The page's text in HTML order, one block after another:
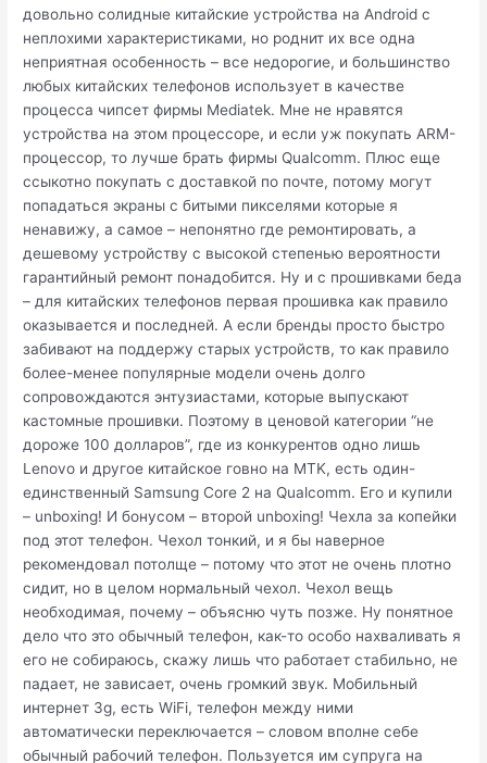
довольно солидные китайские устройства на Android с
неплохими характеристиками, но роднит их все одна
неприятная особенность – все недорогие, и большинство
любых китайских телефонов использует в качестве
процесса чипсет фирмы Mediatek. Мне не нравятся
устройства на этом процессоре, и если уж покупать ARM-
процессор, то лучше брать фирмы Qualcomm. Плюс еще
ссыкотно покупать с доставкой по почте, потому могут
попадаться экраны с битыми пикселями которые я
ненавижу, а самое – непонятно где ремонтировать, а
дешевому устройству с высокой степенью вероятности
гарантийный ремонт понадобится. Ну и с прошивками беда
– для китайских телефонов первая прошивка как правило
оказывается и последней. А если бренды просто быстро
забивают на поддержу старых устройств, то как правило
более-менее популярные модели очень долго
сопровождаются энтузиастами, которые выпускают
кастомные прошивки. Поэтому в ценовой категории “не
дороже 100 долларов”, где из конкурентов одно лишь
Lenovo и другое китайское говно на MTK, есть один-
единственный Samsung Core 2 на Qualcomm. Его и купили
– unboxing! И бонусом – второй unboxing! Чехла за копейки
под этот телефон. Чехол тонкий, и я бы наверное
рекомендовал потолще – потому что этот не очень плотно
сидит, но в целом нормальный чехол. Чехол вещь
необходимая, почему – объясню чуть позже. Ну понятное
дело что это обычный телефон, как-то особо нахваливать я
его не собираюсь, скажу лишь что работает стабильно, не
падает, не зависает, очень громкий звук. Мобильный
интернет 3g, есть WiFi, телефон между ними
автоматически переключается – словом вполне себе
обычный рабочий телефон. Пользуется им супруга на